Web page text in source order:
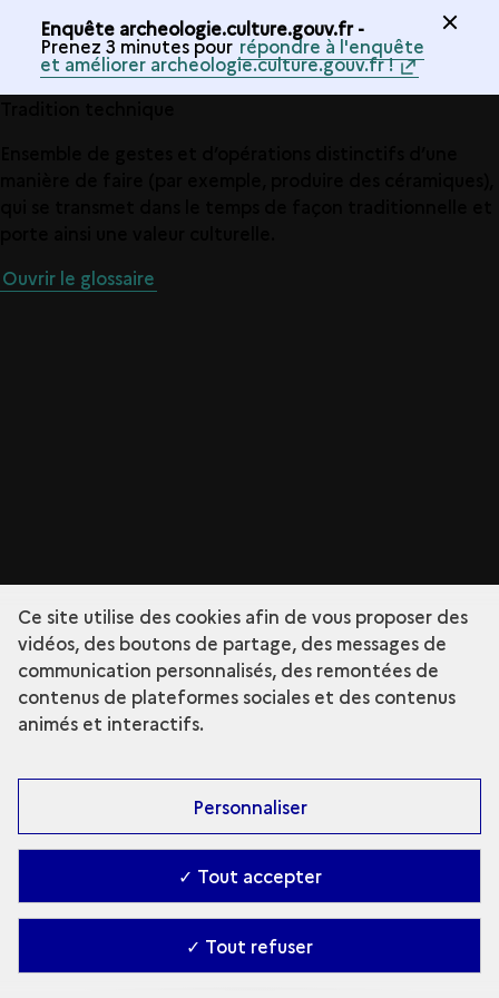
Enquête archeologie.culture.gouv.fr -
Prenez 3 minutes pour répondre à l'enquête
et améliorer archeologie.culture.gouv.fr !
Ouvrir le glossaire
Ce site utilise des cookies afin de vous proposer des
vidéos, des boutons de partage, des messages de
communication personnalisés, des remontées de
contenus de plateformes sociales et des contenus
animés et interactifs.
Personnaliser
✓ Tout accepter
✓ Tout refuser